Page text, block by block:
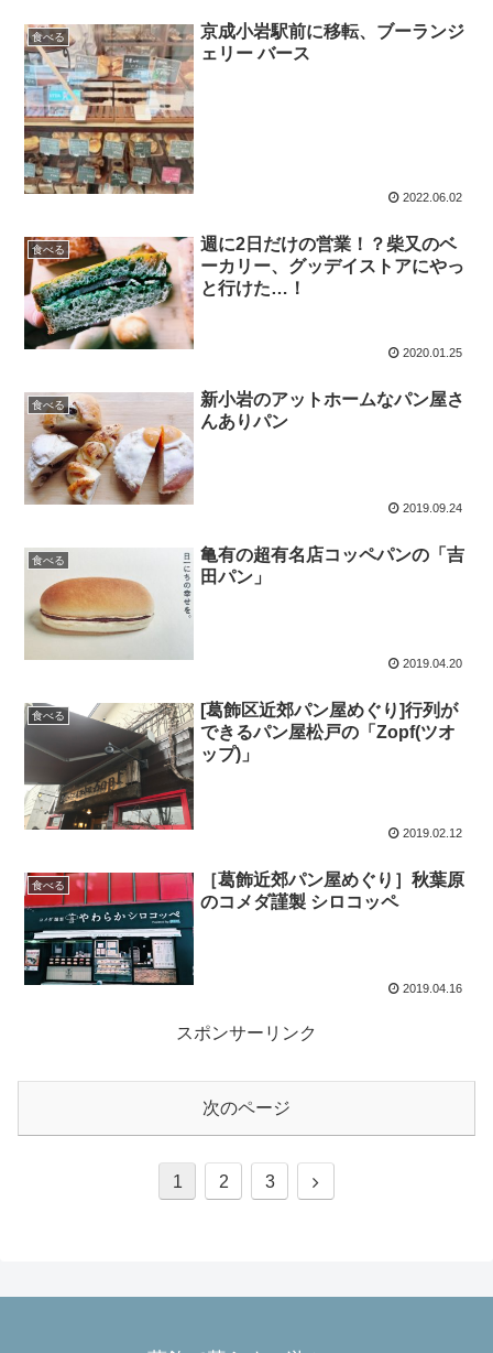
食べる
京成小岩駅前に移転、ブーランジ
ェリー バース
2022.06.02
食べる
週に2日だけの営業！？柴又のベ
ーカリー、グッデイストアにやっ
と行けた…！
2020.01.25
食べる
新小岩のアットホームなパン屋さ
んありパン
2019.09.24
食べる
亀有の超有名店コッペパンの「吉
田パン」
2019.04.20
食べる
[葛飾区近郊パン屋めぐり]行列が
できるパン屋松戸の「Zopf(ツオ
ップ)」
2019.02.12
食べる
［葛飾近郊パン屋めぐり］秋葉原
のコメダ謹製 シロコッペ
2019.04.16
スポンサーリンク
次のページ
1 2 3
次